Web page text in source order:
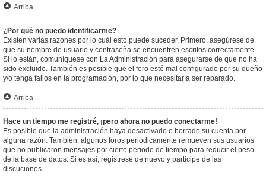
Arriba
¿Por qué no puedo identificarme?
Existen varias razones por lo cuál esto puede suceder. Primero, asegúrese de
que su nombre de usuario y contraseña se encuentren escritos correctamente.
Si lo están, comuníquese con La Administración para asegurarse de que no ha
sido excluido. También es posible que el foro esté mal configurado por su dueño
y/o tenga fallos en la programación, por lo que necesitaría ser reparado.
Arriba
Hace un tiempo me registré, ¡pero ahora no puedo conectarme!
Es posible que la administración haya desactivado o borrado su cuenta por
alguna razón. También, algunos foros periódicamente remueven sus usuarios
que no publicaron mensajes por cierto periodo de tiempo para reducir el peso
de la base de datos. Si es así, registrese de nuevo y participe de las
discuciones.